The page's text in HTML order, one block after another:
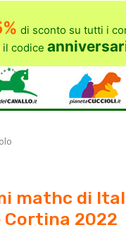
di sconto su tutti i
il codice
mathc di
Cortina 2022